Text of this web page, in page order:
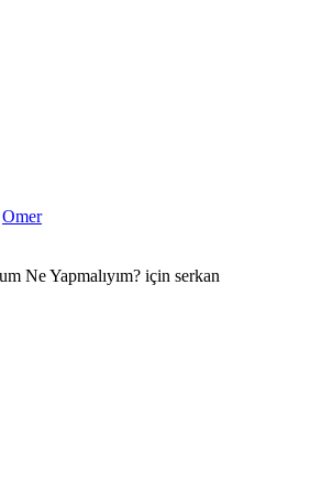
Omer
Ne Yapmalıyım? için serkan